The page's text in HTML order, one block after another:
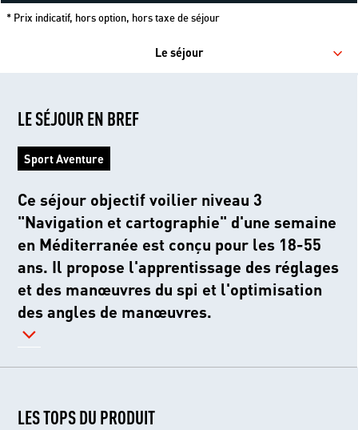
* Prix indicatif, hors option, hors taxe de séjour
Le séjour
LE SÉJOUR EN BREF
Sport Aventure
Ce séjour objectif voilier niveau 3
"Navigation et cartographie" d'une semaine
en Méditerranée est conçu pour les 18-55
ans. Il propose l'apprentissage des réglages
et des manœuvres du spi et l'optimisation
des angles de manœuvres.
LES TOPS DU PRODUIT